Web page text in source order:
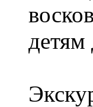
детям